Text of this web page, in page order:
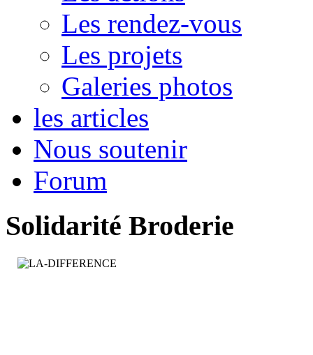
Les rendez-vous
Les projets
Galeries photos
les articles
Nous soutenir
Forum
Solidarité Broderie